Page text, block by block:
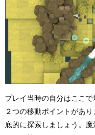
プレイ当時の自分はここ
２つの移動ポイントがあ
底的に探索しましょう。